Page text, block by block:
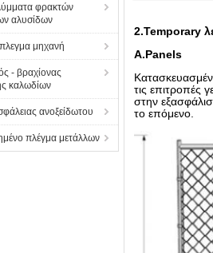
φρακτών
αλυσίδων
μηχανή
- βραχίονας
καλωδίων
ανοξείδωτου
πλέγμα μετάλλων
2.Temporary
A.Panels
τις επιτροπές
στην
το επόμενο.